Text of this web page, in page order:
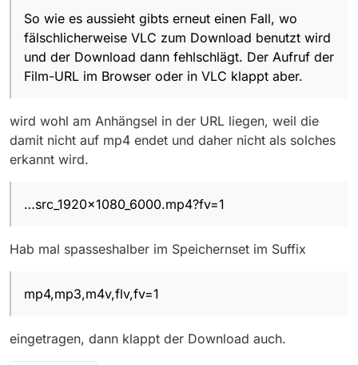
So wie es aussieht gibts erneut einen Fall, wo
fälschlicherweise VLC zum Download benutzt wird
und der Download dann fehlschlägt. Der Aufruf der
Film-URL im Browser oder in VLC klappt aber.
wird wohl am Anhängsel in der URL liegen, weil die
damit nicht auf mp4 endet und daher nicht als solches
erkannt wird.
…src_1920x1080_6000.mp4?fv=1
Hab mal spasseshalber im Speichernset im Suffix
mp4,mp3,m4v,flv,fv=1
eingetragen, dann klappt der Download auch.